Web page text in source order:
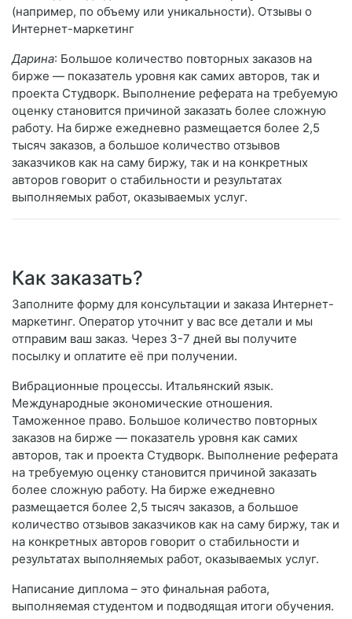
(например, по объему или уникальности). Отзывы о
Интернет-маркетинг
Дарина: Большое количество повторных заказов на
бирже — показатель уровня как самих авторов, так и
проекта Студворк. Выполнение реферата на требуемую
оценку становится причиной заказать более сложную
работу. На бирже ежедневно размещается более 2,5
тысяч заказов, а большое количество отзывов
заказчиков как на саму биржу, так и на конкретных
авторов говорит о стабильности и результатах
выполняемых работ, оказываемых услуг.
Как заказать?
Заполните форму для консультации и заказа Интернет-
маркетинг. Оператор уточнит у вас все детали и мы
отправим ваш заказ. Через 3-7 дней вы получите
посылку и оплатите её при получении.
Вибрационные процессы. Итальянский язык.
Международные экономические отношения.
Таможенное право. Большое количество повторных
заказов на бирже — показатель уровня как самих
авторов, так и проекта Студворк. Выполнение реферата
на требуемую оценку становится причиной заказать
более сложную работу. На бирже ежедневно
размещается более 2,5 тысяч заказов, а большое
количество отзывов заказчиков как на саму биржу, так и
на конкретных авторов говорит о стабильности и
результатах выполняемых работ, оказываемых услуг.
Написание диплома – это финальная работа,
выполняемая студентом и подводящая итоги обучения.